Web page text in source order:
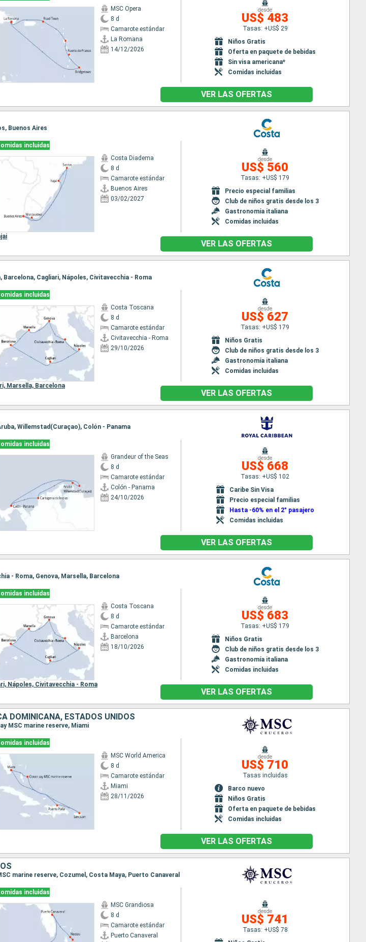
MSC Opera
8 d
Camarote estándar
La Romana
14/12/2026
desde
US$ 483
Tasas: +US$ 29
Niños Gratis
Oferta en paquete de bebidas
Sin visa americana*
Comidas incluidas
VER LAS OFERTAS
Buenos Aires
incluidas
Costa Diadema
8 d
Camarote estándar
Buenos Aires
03/02/2027
desde
US$ 560
Tasas: +US$ 179
Precio especial familias
Club de niños gratis desde los 3
Gastronomía italiana
Comidas incluidas
VER LAS OFERTAS
Cagliari, Nápoles, Civitavecchia - Roma
incluidas
Costa Toscana
8 d
Camarote estándar
Civitavecchia - Roma
29/10/2026
desde
US$ 627
Tasas: +US$ 179
Niños Gratis
Club de niños gratis desde los 3
Gastronomía italiana
Comidas incluidas
Marsella, Barcelona
VER LAS OFERTAS
Willemstad(Curaçao), Colón - Panama
incluidas
Grandeur of the Seas
8 d
Camarote estándar
Colón - Panama
24/10/2026
desde
US$ 668
Tasas: +US$ 102
Caribe Sin Visa
Precio especial familias
Hasta -60% en el 2° pasajero
Comidas incluidas
VER LAS OFERTAS
- Roma, Genova, Marsella, Barcelona
incluidas
Costa Toscana
8 d
Camarote estándar
Barcelona
18/10/2026
desde
US$ 683
Tasas: +US$ 179
Niños Gratis
Club de niños gratis desde los 3
Gastronomía italiana
Comidas incluidas
Nápoles, Civitavecchia - Roma
VER LAS OFERTAS
DOMINICANA, ESTADOS UNIDOS
MSC marine reserve, Miami
incluidas
MSC World America
8 d
Camarote estándar
Miami
28/11/2026
desde
US$ 710
Tasas incluidas
Barco nuevo
Niños Gratis
Oferta en paquete de bebidas
Comidas incluidas
VER LAS OFERTAS
marine reserve, Cozumel, Costa Maya, Puerto Canaveral
incluidas
MSC Grandiosa
8 d
Camarote estándar
Puerto Canaveral
desde
US$ 741
Tasas: +US$ 78